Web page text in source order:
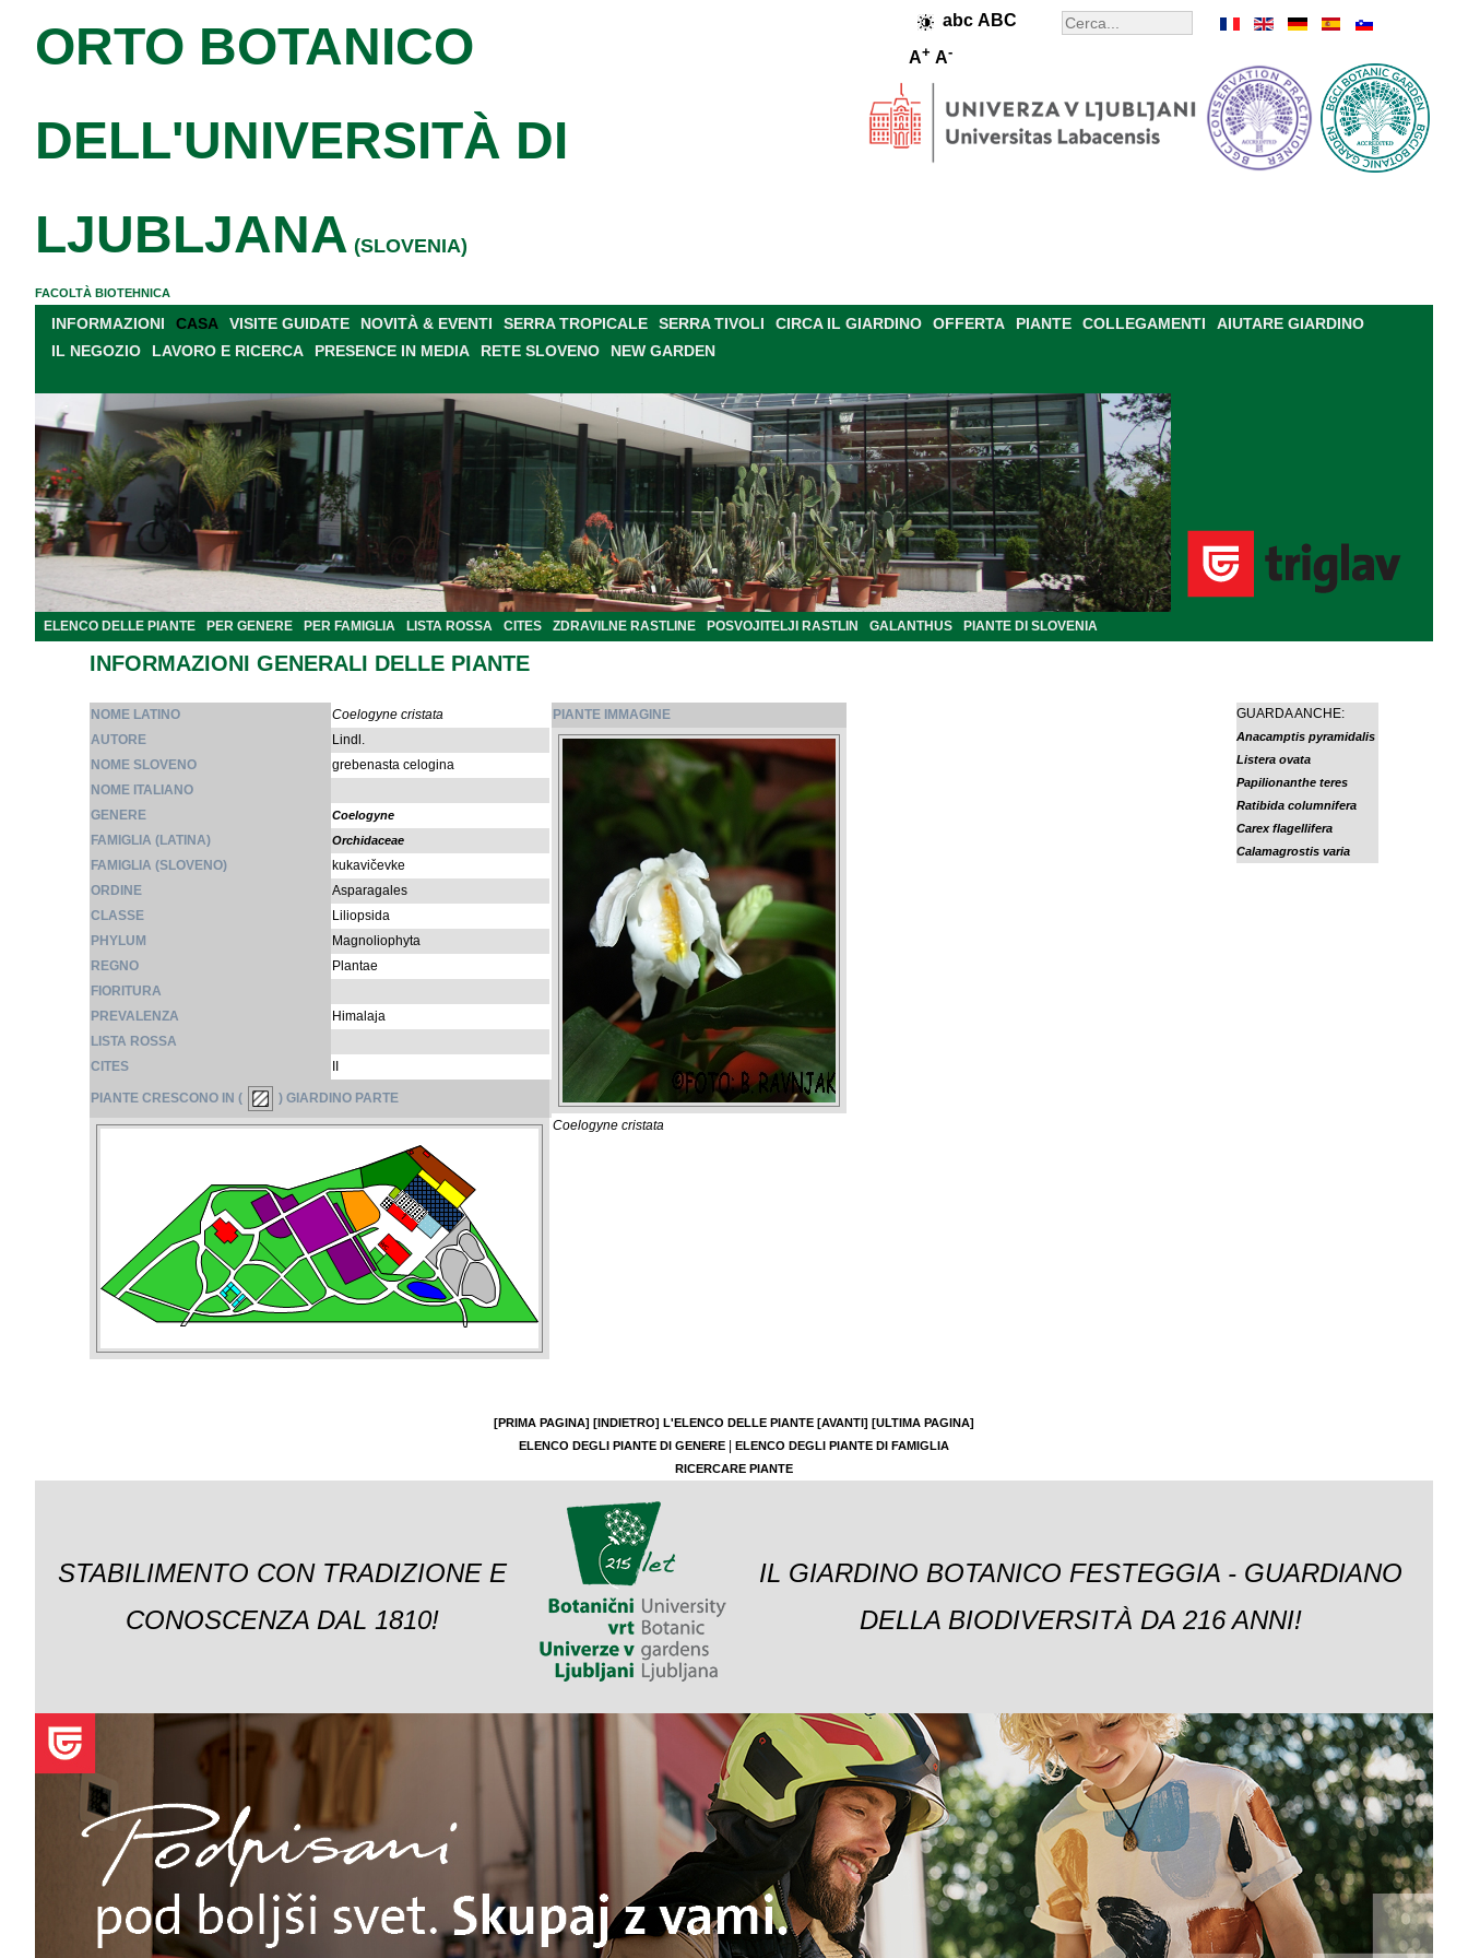
abc ABC
A+ A-
ORTO BOTANICO
DELL'UNIVERSITÀ DI
LJUBLJANA (SLOVENIA)
FACOLTÀ BIOTEHNICA
INFORMAZIONI CASA VISITE GUIDATE NOVITÀ & EVENTI SERRA TROPICALE SERRA TIVOLI CIRCA IL GIARDINO OFFERTA PIANTE COLLEGAMENTI
AIUTARE GIARDINO
IL NEGOZIO
LAVORO E RICERCA PRESENCE IN MEDIA RETE SLOVENO NEW GARDEN
ELENCO DELLE PIANTE PER GENERE PER FAMIGLIA LISTA ROSSA CITES ZDRAVILNE RASTLINE POSVOJITELJI RASTLIN GALANTHUS PIANTE DI SLOVENIA
INFORMAZIONI GENERALI DELLE PIANTE
NOME LATINO
Coelogyne cristata
AUTORE
Lindl.
NOME SLOVENO
grebenasta celogina
NOME ITALIANO
GENERE
Coelogyne
FAMIGLIA (LATINA) Orchidaceae
FAMIGLIA (SLOVENO)
kukavičevke
ORDINE
Asparagales
CLASSE
Liliopsida
PHYLUM
Magnoliophyta
REGNO
Plantae
FIORITURA
PREVALENZA
Himalaja
LISTA ROSSA
CITES
PIANTE CRESCONO IN ( ) GIARDINO PARTE
PIANTE IMMAGINE
Coelogyne cristata
GUARDA ANCHE:
Anacamptis pyramidalis
Listera ovata
Papilionanthe teres
Ratibida columnifera
Carex flagellifera
Calamagrostis varia
[PRIMA PAGINA] [INDIETRO] L'ELENCO DELLE PIANTE [AVANTI] [ULTIMA PAGINA]
ELENCO DEGLI PIANTE DI GENERE
ELENCO DEGLI PIANTE DI FAMIGLIA
RICERCARE PIANTE
STABILIMENTO CON TRADIZIONE E
CONOSCENZA DAL 1810!
IL GIARDINO BOTANICO FESTEGGIA - GUARDIANO
DELLA BIODIVERSITÀ DA 216 ANNI!